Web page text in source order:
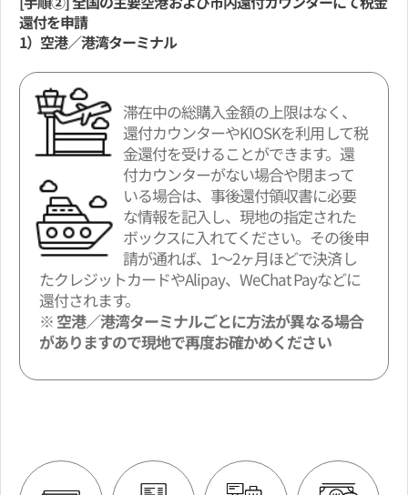
還付を申請
1）空港／港湾ターミナル
滞在中の総購入金額の上限はなく、
還付カウンターやKIOSKを利用して税
金還付を受けることができます。還
付カウンターがない場合や閉まって
いる場合は、事後還付領収書に必要
な情報を記入し、現地の指定された
ボックスに入れてください。その後申
請が通れば、1～2ヶ月ほどで決済し
たクレジットカードやAlipay、WeChat Payなどに
還付されます。
※ 空港／港湾ターミナルごとに方法が異なる場合
がありますので現地で再度お確かめください